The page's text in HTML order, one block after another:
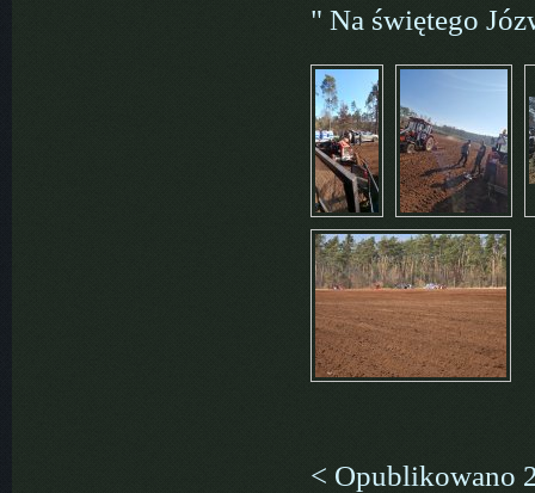
" Na świętego
< Opublikowano